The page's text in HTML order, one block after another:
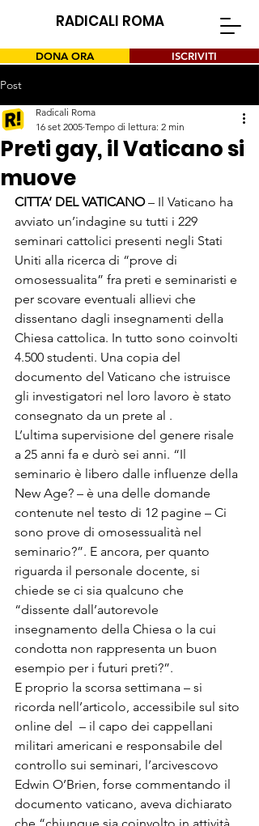
RADICALI ROMA
DONA ORA ISCRIVITI
Post
Preti gay, il Vaticano si
muove
Radicali Roma
16 set 2005 Tempo di lettura: 2 min
CITTA’ DEL VATICANO – Il Vaticano ha
avviato un’indagine su tutti i 229
seminari cattolici presenti negli Stati
Uniti alla ricerca di “prove di
omosessualita” fra preti e seminaristi e
per scovare eventuali allievi che
dissentano dagli insegnamenti della
Chiesa cattolica. In tutto sono coinvolti
4.500 studenti. Una copia del
documento del Vaticano che istruisce
gli investigatori nel loro lavoro è stato
consegnato da un prete al .
L’ultima supervisione del genere risale
a 25 anni fa e durò sei anni. “Il
seminario è libero dalle influenze della
New Age? – è una delle domande
contenute nel testo di 12 pagine – Ci
sono prove di omosessualità nel
seminario?”. E ancora, per quanto
riguarda il personale docente, si
chiede se ci sia qualcuno che
“dissente dall’autorevole
insegnamento della Chiesa o la cui
condotta non rappresenta un buon
esempio per i futuri preti?”.
E proprio la scorsa settimana – si
ricorda nell’articolo, accessibile sul sito
online del – il capo dei cappellani
militari americani e responsabile del
controllo sui seminari, l’arcivescovo
Edwin O’Brien, forse commentando il
documento vaticano, aveva dichiarato